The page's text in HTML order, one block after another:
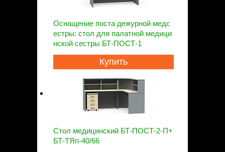
Оснащение поста дежурной медс
естры: стол для палатной медици
нской сестры БТ-ПОСТ-1
Купить
Стол медицинский БТ-ПОСТ-2-П+
БТ-ТЯп-40/66